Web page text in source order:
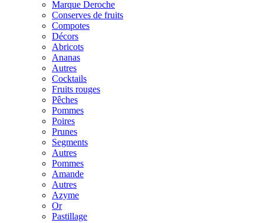
Marque Deroche
Conserves de fruits
Compotes
Décors
Abricots
Ananas
Autres
Cocktails
Fruits rouges
Pêches
Pommes
Poires
Prunes
Segments
Autres
Pommes
Amande
Autres
Azyme
Or
Pastillage